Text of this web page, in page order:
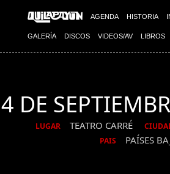
AGENDA HISTORIA
GALERÍA DISCOS VIDEOS/AV LIBROS
4 DE
LUGAR TEATRO CARRÉ
PAIS PAÍSES